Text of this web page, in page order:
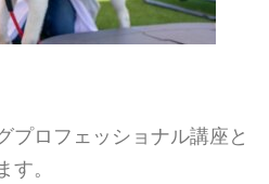
プロフェッショナル講座と
す。